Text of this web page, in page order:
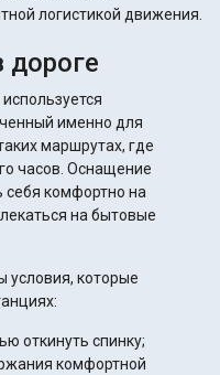
логистикой движения.
дороге
именно для
маршрутах, где
часов. Оснащение
себя комфортно на
на бытовые
условия, которые
откинуть спинку;
комфортной